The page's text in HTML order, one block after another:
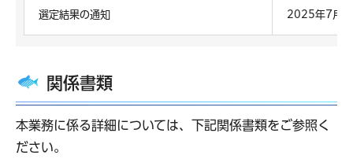
選定結果の通知 2025年7月
関係書類
本業務に係る詳細については、下記関係書類をご参照く
ださい。